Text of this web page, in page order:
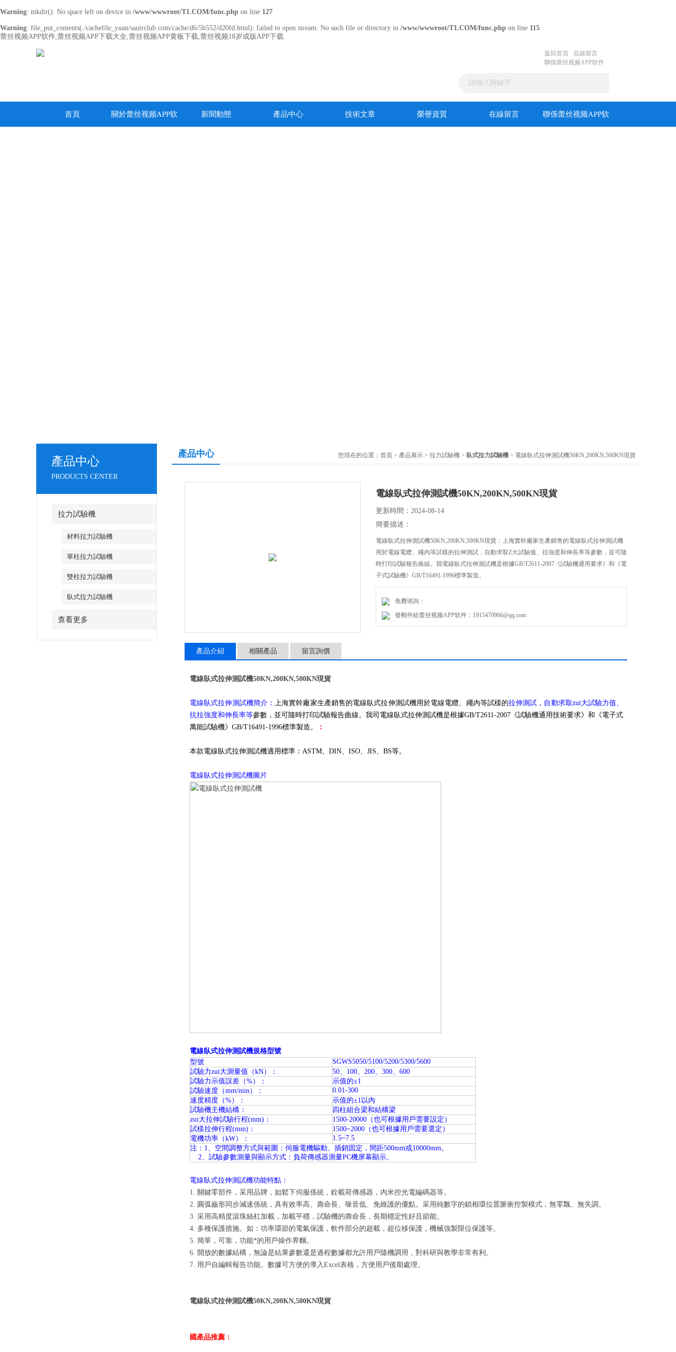
Warning: mkdir(): No space left on device in /www/wwwroot/T1.COM/func.php on line 127
Warning: file_put_contents(./cachefile_yuan/sauirclub.com/cache/d6/5b552/d20fd.html): failed to open stream: No such file or directory in /www/wwwroot/T1.COM/func.php on line 115
蕾丝视频APP软件,蕾丝视频APP下载大全,蕾丝视频APP黄板下载,蕾丝视频18岁成版APP下载
返回首頁
在線留言
聯係蕾丝视频APP软件
首頁 關於蕾丝视频APP软 新聞動態 產品中心 技術文章 榮譽資質 在線留言 聯係蕾丝视频APP软
產品中心
PRODUCTS CENTER
拉力試驗機
材料拉力試驗機
單柱拉力試驗機
雙柱拉力試驗機
臥式拉力試驗機
查看更多
產品中心 您現在的位置： 首頁 > 產品展示 > 拉力試驗機 > 臥式拉力試驗機 > 電線臥式拉伸測試機50KN,200KN,500KN現貨
電線臥式拉伸測試機50KN,200KN,500KN現貨
更新時間：2024-08-14
簡要描述：
電線臥式拉伸測試機50KN,200KN,500KN現貨：上海實幹廠家生產銷售的電線臥式拉伸測試機
用於電線電纜、繩內等試樣的拉伸測試，自動求取Z大試驗值、拉強度和伸長率等參數，並可隨
時打印試驗報告曲線。我電線臥式拉伸測試機是根據GB/T2611-2007《試驗機通用要求》和《電
子式試驗機》GB/T16491-1996標準製造。
免費谘詢：
發郵件給蕾丝视频APP软件：1915470966@qq.com
產品介紹 相關產品 留言詢價
電線臥式拉伸測試機50KN,200KN,500KN現貨
電線臥式拉伸測試機簡介：上海實幹廠家生產銷售的電線臥式拉伸測試機用於電線電纜、繩內等試樣的拉伸測試，自動求取zui大試驗力值、
抗拉強度和伸長率等參數，並可隨時打印試驗報告曲線。我司電線臥式拉伸測試機是根據GB/T2611-2007《試驗機通用技術要求》和《電子式
萬能試驗機》GB/T16491-1996標準製造。
：
本款電線臥式拉伸測試機適用標準：ASTM、DIN、ISO、JIS、BS等。
電線臥式拉伸測試機圖片
電線臥式拉伸測試機規格型號
型號
SGWS5050/5100/5200/5300/5600
試驗力zui大測量值（kN）：
50、100、200、300、600
試驗力示值誤差（%）：
示值的±1
試驗速度（mm/min）：
0.01-300
速度精度（%）：
示值的±1以內
試驗機主機結構：
四柱組合梁和結構梁
zui大拉伸試驗行程(mm)：
1500-20000（也可根據用戶需要設定）
試樣拉伸行程(mm)：
1500~2000（也可根據用戶需要選定）
電機功率（kW）：
1.5~7.5
注：1、空間調整方式與範圍：伺服電機驅動、插銷固定，間距500mm或10000mm。
2、試驗參數測量與顯示方式：負荷傳感器測量PC機屏幕顯示。
電線臥式拉伸測試機功能特點：
1. 關鍵零部件，采用品牌，如鬆下伺服係統，銓載荷傳感器，內米控光電編碼器等。
2. 圓弧齒形同步減速係統，具有效率高、壽命長、噪音低、免維護的優點。采用純數字的鎖相環位置脈衝控製模式，無零飄、無失調。
3. 采用高精度滾珠絲杠加載，加載平穩，試驗機的壽命長，長期穩定性好且節能。
4. 多種保護措施。如：功率環節的電氣保護，軟件部分的超載，超位移保護，機械強製限位保護等。
5. 簡單，可靠，功能*的用戶操作界麵。
6. 開放的數據結構，無論是結果參數還是過程數據都允許用戶隨機調用，對科研與教學非常有利。
7. 用戶自編輯報告功能。數據可方便的導入Excel表格，方便用戶後期處理。
電線臥式拉伸測試機50KN,200KN,500KN現貨
國產品推薦：